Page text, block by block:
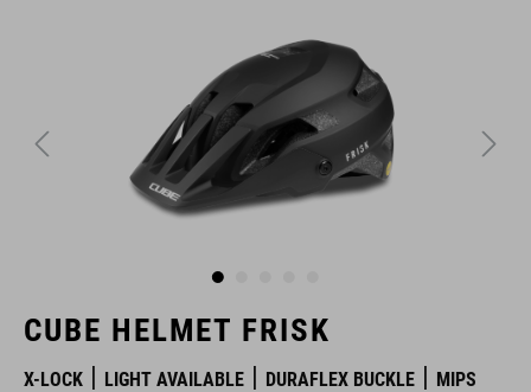
CUBE HELMET FRISK
X-LOCK LIGHT AVAILABLE DURAFLEX BUCKLE MIPS